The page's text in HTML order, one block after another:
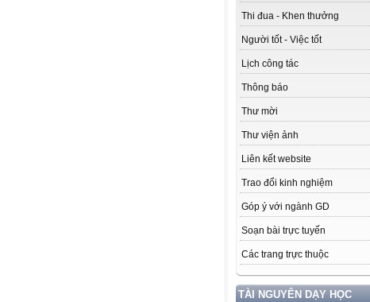
Thi đua - Khen thưởng
Người tốt - Việc tốt
Lịch công tác
Thông báo
Thư mời
Thư viện ảnh
Liên kết website
Trao đổi kinh nghiệm
Góp ý với ngành GD
Soạn bài trực tuyến
Các trang trực thuộc
TÀI NGUYÊN DẠY HỌC